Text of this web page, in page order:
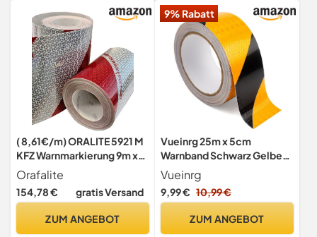
( 8,61€/m) ORALITE 5921 M
KFZ Warnmarkierung 9m x
141mm Set 2 Rollen (1x
links-1x rechts) DIN 30710
orafol
Orafalite
154,78 € gratis Versand
ZUM ANGEBOT
9% Rabatt
Vueinrg 25m x 5cm
Warnband Schwarz Gelbes
Klebeband Reflektierend
Warnklebeband
Sicherheitsband
Reflektorband Wasserdicht
Vueinrg
9,99 € 10,99 €
ZUM ANGEBOT